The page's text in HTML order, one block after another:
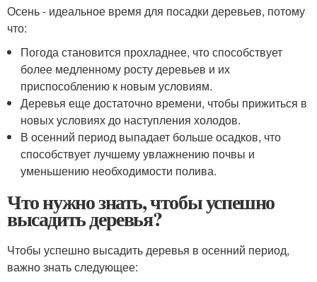
Осень - идеальное время для посадки деревьев, потому
что:
Погода становится прохладнее, что способствует
более медленному росту деревьев и их
приспособлению к новым условиям.
Деревья еще достаточно времени, чтобы прижиться в
новых условиях до наступления холодов.
В осенний период выпадает больше осадков, что
способствует лучшему увлажнению почвы и
уменьшению необходимости полива.
Что нужно знать, чтобы успешно
высадить деревья?
Чтобы успешно высадить деревья в осенний период,
важно знать следующее: